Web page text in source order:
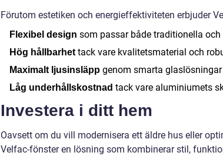
Förutom estetiken och energieffektiviteten erbjuder
Flexibel design som passar både traditionella och
Hög hållbarhet tack vare kvalitetsmaterial och
Maximalt ljusinsläpp genom smarta
Låg underhållskostnad tack vare aluminiumets
Investera i ditt hem
Oavsett om du vill modernisera ett äldre hus eller
Velfac-fönster en lösning som kombinerar stil,